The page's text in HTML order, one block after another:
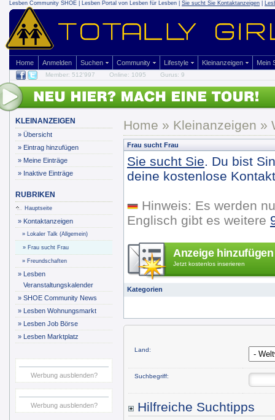
Lesben Community SHOE | Lesben Portal von Lesben für Lesben | Sie sucht Sie Kontaktanzeigen
Home Anmelden Suchen Community Lifestyle Kleinanzeigen Mein
Member: 512'997 Online: 1095 Gurus: 9
KLEINANZEIGEN
» Übersicht
» Eintrag hinzufügen
» Meine Einträge
» Inaktive Einträge
RUBRIKEN
Hauptseite
» Kontaktanzeigen
» Lokaler Talk (Allgemein)
» Frau sucht Frau
» Freundschaften
» Lesben
Veranstaltungskalender
» SHOE Community News
» Lesben Wohnungsmarkt
» Lesben Job Börse
» Lesben Marktplatz
Werbung ausblenden?
Werbung ausblenden?
Home » Kleinanzeigen »
Frau sucht Frau
Sie sucht Sie. Du bist
deine kostenlose
Hinweis: Es werden
Englisch gibt es weitere
Anzeige hinzufügen
Jetzt kostenlos inserieren
Kategorien
Land:
Suchbegriff:
Hilfreiche Suchtipps